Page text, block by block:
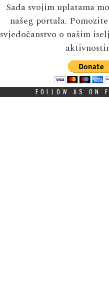
Sada svojim uplatama
našeg portala.
svjedočanstvo o našim
FOLLOW AS ON